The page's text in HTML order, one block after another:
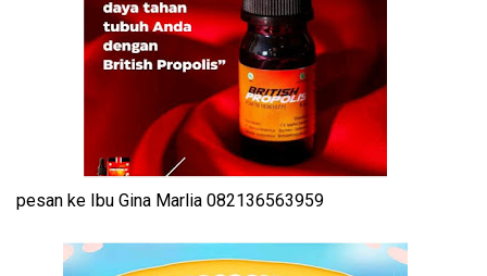
pesan ke Ibu Gina Marlia 082136563959